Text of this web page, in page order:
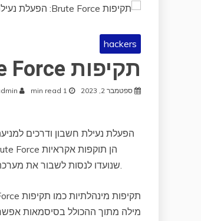
hackers
תקיפות Brute Force: הפעלת נעילת חשבון
ספטמבר 2, 2023 1 min read
שנועדו לנסות לשבור את מערכת האבטחה של החשבון באמצעות העברה רציונלית של סיסמאות שונות עד להצלחה.
מילה מתוך ההכולל בסיסמאות